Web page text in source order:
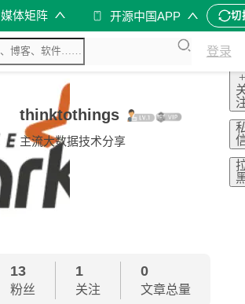
媒体矩阵 开源中国APP 切
登录
thinktothings
主流大数据技术分享
+
13
粉丝
1
关注
0
文章总量